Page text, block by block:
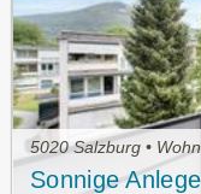
5020 Salzburg •
Sonnige